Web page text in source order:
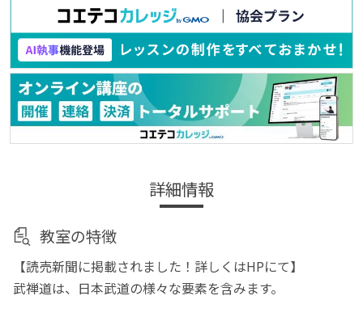
詳細情報
教室の特徴
【読売新聞に掲載されました！詳しくはHPにて】
武禅道は、日本武道の様々な要素を含みます。